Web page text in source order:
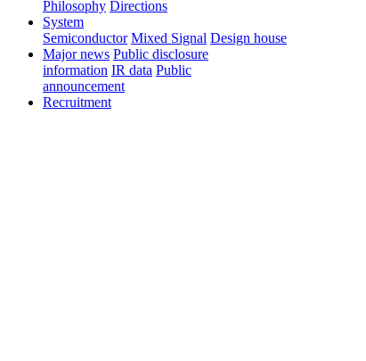
Philosophy Directions
System
Semiconductor Mixed Signal Design house
Major news Public disclosure
information IR data Public
announcement
Recruitment